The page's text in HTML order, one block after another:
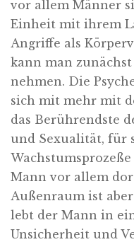
vor allem Männer
Einheit mit ihrem
Angriffe als
kann man
nehmen. Die
sich mit mehr mit
das Berührendste
und Sexualität, für
Mann vor allem
Außenraum ist
lebt der Mann in
Unsicherheit und